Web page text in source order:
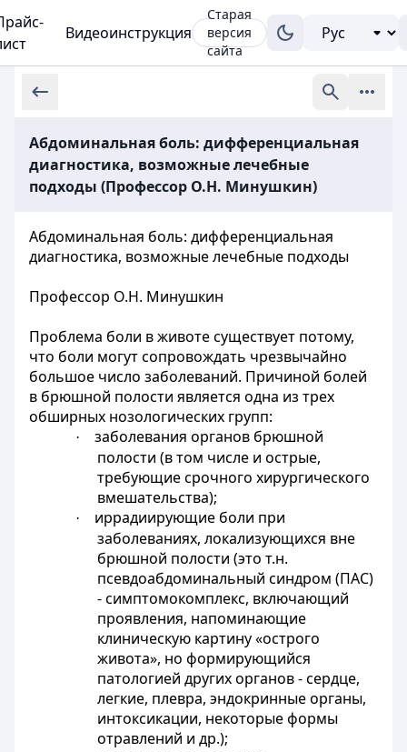
Видеоинструкция
Старая
версия
сайта
Абдоминальная боль: дифференциальная
диагностика, возможные лечебные
подходы (Профессор О.Н. Минушкин)
Абдоминальная боль: дифференциальная
диагностика, возможные лечебные подходы
Профессор О.Н. Минушкин
Проблема боли в животе существует потому,
что боли могут сопровождать чрезвычайно
большое число заболеваний. Причиной болей
в брюшной полости является одна из трех
обширных нозологических групп:
·
заболевания органов брюшной
полости (в том числе и острые,
требующие срочного хирургического
вмешательства);
·
иррадиирующие боли при
заболеваниях, локализующихся вне
брюшной полости (это т.н.
псевдоабдоминальный синдром (ПАС)
- симптомокомплекс, включающий
проявления, напоминающие
клиническую картину «острого
живота», но формирующийся
патологией других органов - сердце,
легкие, плевра, эндокринные органы,
интоксикации, некоторые формы
отравлений и др.);